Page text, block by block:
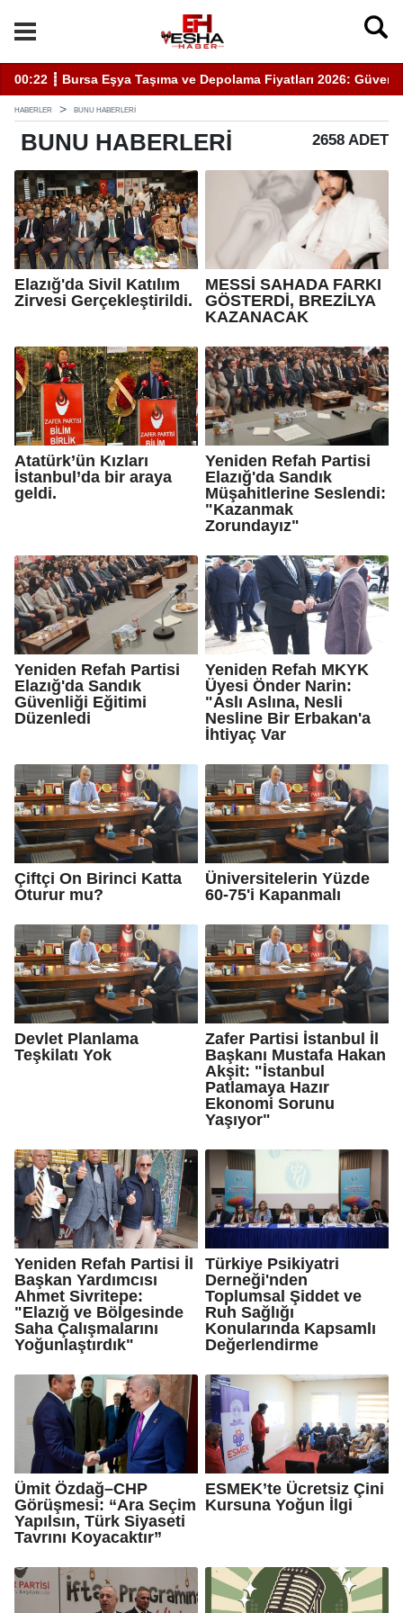
00:22 ┋ Bursa Eşya Taşıma ve Depolama Fiyatları 2026:
HABERLER BUNU HABERLERI
BUNU HABERLERI 2658 ADET
Elazığ'da Sivil Katılım
Zirvesi Gerçekleştirildi.
MESSİ SAHADA FARKI
GÖSTERDİ, BREZİLYA
KAZANACAK
Atatürk’ün Kızları
İstanbul’da bir araya
geldi.
Yeniden Refah Partisi
Elazığ'da Sandık
Müşahitlerine Seslendi:
"Kazanmak
Zorundayız"
Yeniden Refah Partisi
Elazığ'da Sandık
Güvenliği Eğitimi
Düzenledi
Yeniden Refah MKYK
Üyesi Önder Narin:
"Aslı Aslına, Nesli
Nesline Bir Erbakan'a
İhtiyaç Var
Çiftçi On Birinci Katta
Oturur mu?
Üniversitelerin Yüzde
60-75'i Kapanmalı
Devlet Planlama
Teşkilatı Yok
Zafer Partisi İstanbul İl
Başkanı Mustafa Hakan
Akşit: "İstanbul
Patlamaya Hazır
Ekonomi Sorunu
Yaşıyor"
Yeniden Refah Partisi İl
Başkan Yardımcısı
Ahmet Sivritepe:
"Elazığ ve Bölgesinde
Saha Çalışmalarını
Yoğunlaştırdık"
Türkiye Psikiyatri
Derneği'nden
Toplumsal Şiddet ve
Ruh Sağlığı
Konularında Kapsamlı
Değerlendirme
Ümit Özdağ–CHP
Görüşmesi: “Ara Seçim
Yapılsın, Türk Siyaseti
Tavrını Koyacaktır”
ESMEK’te Ücretsiz Çini
Kursuna Yoğun İlgi